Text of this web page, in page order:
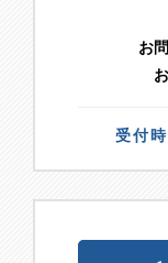
お
受付